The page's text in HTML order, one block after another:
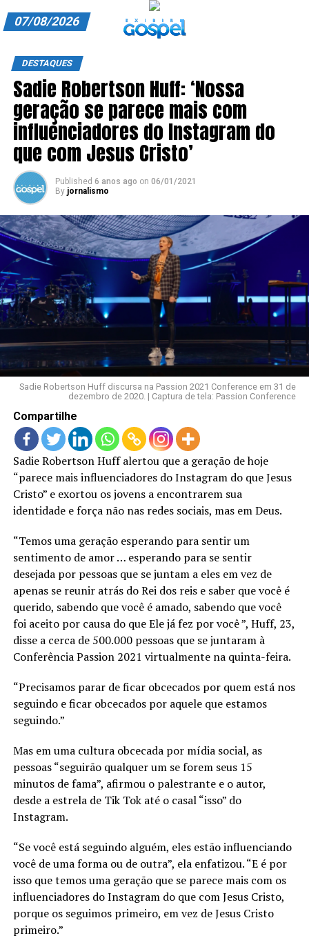
ANUNCIE CONOSCO
ASSINE
CARRINHO
EDITORIAL
ENTREVISTAS
EXPEDIENTE
FINALIZAR COMPRA
HOME
LANÇAMENTOS
07/08/2026
DESTAQUES
Sadie Robertson Huff: ‘Nossa
geração se parece mais com
influenciadores do Instagram do
que com Jesus Cristo’
Published 6 anos ago on 06/01/2021
By jornalismo
Sadie Robertson Huff discursa na Passion 2021 Conference em 31 de
dezembro de 2020. | Captura de tela: Passion Conference
Compartilhe
Sadie Robertson Huff alertou que a geração de hoje
“parece mais influenciadores do Instagram do que Jesus
Cristo” e exortou os jovens a encontrarem sua
identidade e força não nas redes sociais, mas em Deus.
“Temos uma geração esperando para sentir um
sentimento de amor … esperando para se sentir
desejada por pessoas que se juntam a eles em vez de
apenas se reunir atrás do Rei dos reis e saber que você é
querido, sabendo que você é amado, sabendo que você
foi aceito por causa do que Ele já fez por você ”, Huff, 23,
disse a cerca de 500.000 pessoas que se juntaram à
Conferência Passion 2021 virtualmente na quinta-feira.
“Precisamos parar de ficar obcecados por quem está nos
seguindo e ficar obcecados por aquele que estamos
seguindo.”
Mas em uma cultura obcecada por mídia social, as
pessoas “seguirão qualquer um se forem seus 15
minutos de fama”, afirmou o palestrante e o autor,
desde a estrela de Tik Tok até o casal “isso” do
Instagram.
“Se você está seguindo alguém, eles estão influenciando
você de uma forma ou de outra”, ela enfatizou. “E é por
isso que temos uma geração que se parece mais com os
influenciadores do Instagram do que com Jesus Cristo,
porque os seguimos primeiro, em vez de Jesus Cristo
primeiro.”